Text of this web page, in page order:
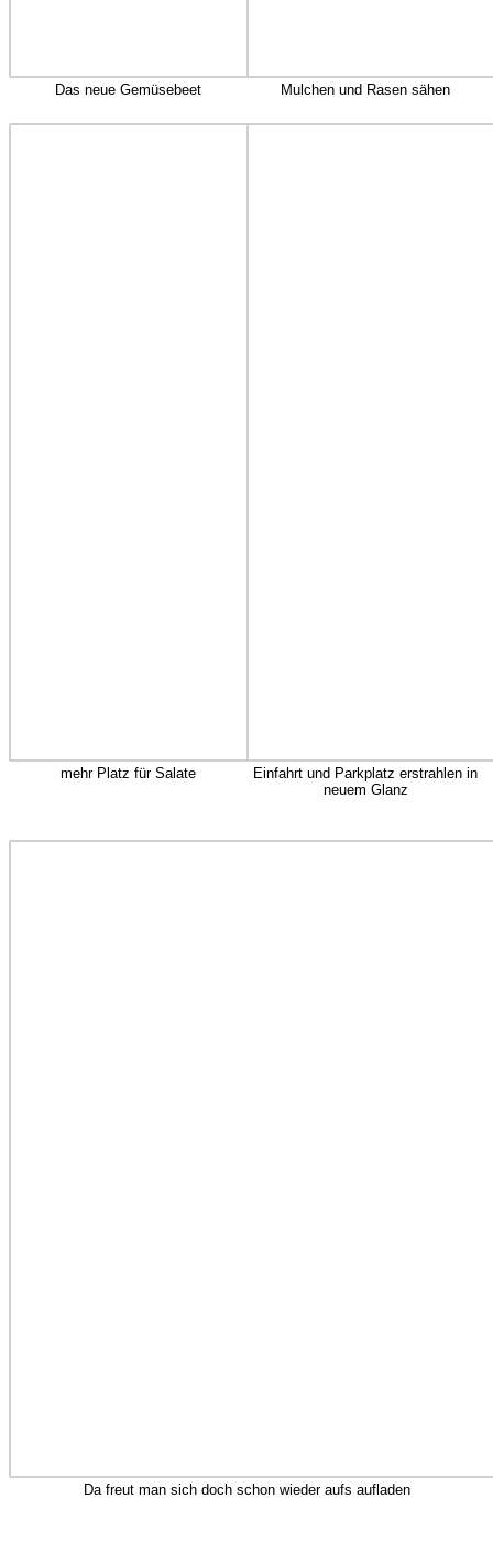
Das neue Gemüsebeet Mulchen und Rasen sähen
mehr Platz für Salate
Einfahrt und Parkplatz erstrahlen in
neuem Glanz
Da freut man sich doch schon wieder aufs aufladen